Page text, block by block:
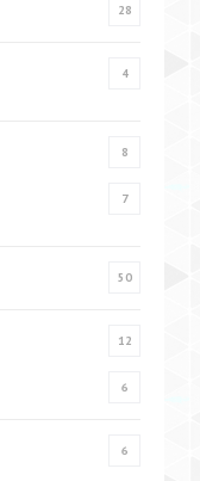
28
4
8
7
50
12
6
6